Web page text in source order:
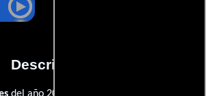
Descripción